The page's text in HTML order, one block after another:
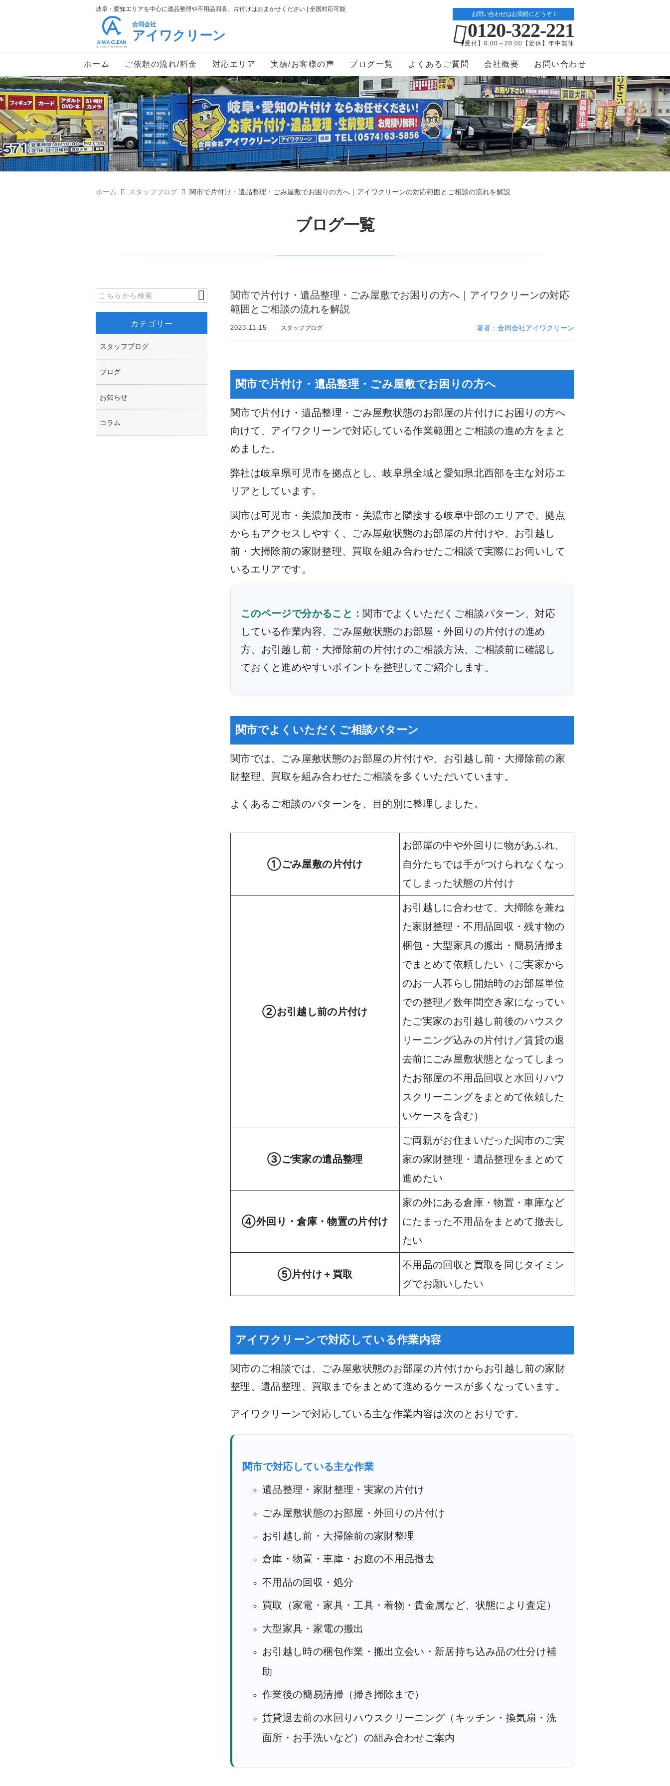
岐阜・愛知エリアを中心に遺品整理や不用品回収、片付けはおまかせください | 全国対応可能
合同会社
アイワクリーン
お問い合わせはお気軽にどうぞ！
0120-322-221
【受付】8:00～20:00【定休】年中無休
ホーム ご依頼の流れ/料金 対応エリア 実績/お客様の声 ブログ一覧 よくあるご質問 会社概要 お問い合わせ
ホーム スタッフブログ 関市で片付け・遺品整理・ごみ屋敷でお困りの方へ｜アイワクリーンの対応範囲とご相談の流れを解説
ブログ一覧
関市で片付け・遺品整理・ごみ屋敷でお困りの方へ｜アイワクリーンの対応
範囲とご相談の流れを解説
2023.11.15 スタッフブログ 著者：合同会社アイワクリーン
関市で片付け・遺品整理・ごみ屋敷でお困りの方へ
関市で片付け・遺品整理・ごみ屋敷状態のお部屋の片付けにお困りの方へ
向けて、アイワクリーンで対応している作業範囲とご相談の進め方をまと
めました。
弊社は岐阜県可児市を拠点とし、岐阜県全域と愛知県北西部を主な対応エ
リアとしています。
関市は可児市・美濃加茂市・美濃市と隣接する岐阜中部のエリアで、拠点
からもアクセスしやすく、ごみ屋敷状態のお部屋の片付けや、お引越し
前・大掃除前の家財整理、買取を組み合わせたご相談で実際にお伺いして
いるエリアです。
このページで分かること： 関市でよくいただくご相談パターン、対応
している作業内容、ごみ屋敷状態のお部屋・外回りの片付けの進め
方、お引越し前・大掃除前の片付けのご相談方法、ご相談前に確認し
ておくと進めやすいポイントを整理してご紹介します。
関市でよくいただくご相談パターン
関市では、ごみ屋敷状態のお部屋の片付けや、お引越し前・大掃除前の家
財整理、買取を組み合わせたご相談を多くいただいています。
よくあるご相談のパターンを、目的別に整理しました。
①ごみ屋敷の片付け
お部屋の中や外回りに物があふれ、
自分たちでは手がつけられなくなっ
てしまった状態の片付け
②お引越し前の片付け
お引越しに合わせて、大掃除を兼ね
た家財整理・不用品回収・残す物の
梱包・大型家具の搬出・簡易清掃ま
でまとめて依頼したい（ご実家から
のお一人暮らし開始時のお部屋単位
での整理／数年間空き家になってい
たご実家のお引越し前後のハウスク
リーニング込みの片付け／賃貸の退
去前にごみ屋敷状態となってしまっ
たお部屋の不用品回収と水回りハウ
スクリーニングをまとめて依頼した
いケースを含む）
③ご実家の遺品整理
ご両親がお住まいだった関市のご実
家の家財整理・遺品整理をまとめて
進めたい
④外回り・倉庫・物置の片付け
家の外にある倉庫・物置・車庫など
にたまった不用品をまとめて撤去し
たい
⑤片付け＋買取
不用品の回収と買取を同じタイミン
グでお願いしたい
アイワクリーンで対応している作業内容
関市のご相談では、ごみ屋敷状態のお部屋の片付けからお引越し前の家財
整理、遺品整理、買取までをまとめて進めるケースが多くなっています。
アイワクリーンで対応している主な作業内容は次のとおりです。
関市で対応している主な作業
遺品整理・家財整理・実家の片付け
ごみ屋敷状態のお部屋・外回りの片付け
お引越し前・大掃除前の家財整理
倉庫・物置・車庫・お庭の不用品撤去
不用品の回収・処分
買取（家電・家具・工具・着物・貴金属など、状態により査定）
大型家具・家電の搬出
お引越し時の梱包作業・搬出立会い・新居持ち込み品の仕分け補
助
作業後の簡易清掃（掃き掃除まで）
賃貸退去前の水回りハウスクリーニング（キッチン・換気扇・洗
面所・お手洗いなど）の組み合わせご案内
カテゴリー
スタッフブログ
ブログ
お知らせ
コラム